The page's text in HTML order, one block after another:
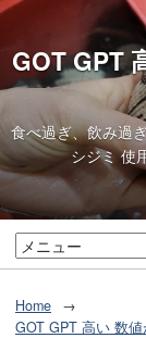
GOT GPT
食べ過ぎ、飲み過
シジミ 使
Home
GOT GPT 高い 数